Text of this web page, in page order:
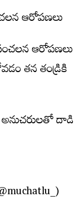
ఆరోపణలు
ఆరోపణలు
తన తండ్రికి
దాడి